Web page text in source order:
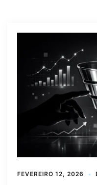
FEVEREIRO 12, 2026